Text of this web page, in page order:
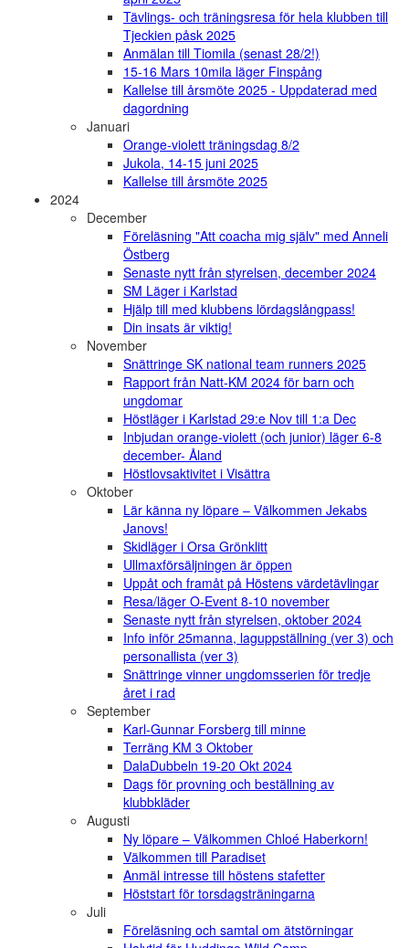
Tävlings- och träningsresa för hela klubben till
Tjeckien påsk 2025
Anmälan till Tiomila (senast 28/2!)
15-16 Mars 10mila läger Finspång
Kallelse till årsmöte 2025 - Uppdaterad med
dagordning
Januari
Orange-violett träningsdag 8/2
Jukola, 14-15 juni 2025
Kallelse till årsmöte 2025
2024
December
Föreläsning "Att coacha mig själv" med Anneli
Östberg
Senaste nytt från styrelsen, december 2024
SM Läger i Karlstad
Hjälp till med klubbens lördagslångpass!
Din insats är viktig!
November
Snättringe SK national team runners 2025
Rapport från Natt-KM 2024 för barn och
ungdomar
Höstläger i Karlstad 29:e Nov till 1:a Dec
Inbjudan orange-violett (och junior) läger 6-8
december- Åland
Höstlovsaktivitet i Visättra
Oktober
Lär känna ny löpare – Välkommen Jekabs
Janovs!
Skidläger i Orsa Grönklitt
Ullmaxförsäljningen är öppen
Uppåt och framåt på Höstens värdetävlingar
Resa/läger O-Event 8-10 november
Senaste nytt från styrelsen, oktober 2024
Info inför 25manna, laguppställning (ver 3) och
personallista (ver 3)
Snättringe vinner ungdomsserien för tredje
året i rad
September
Karl-Gunnar Forsberg till minne
Terräng KM 3 Oktober
DalaDubbeln 19-20 Okt 2024
Dags för provning och beställning av
klubbkläder
Augusti
Ny löpare – Välkommen Chloé Haberkorn!
Välkommen till Paradiset
Anmäl intresse till höstens stafetter
Höststart för torsdagsträningarna
Juli
Föreläsning och samtal om ätstörningar